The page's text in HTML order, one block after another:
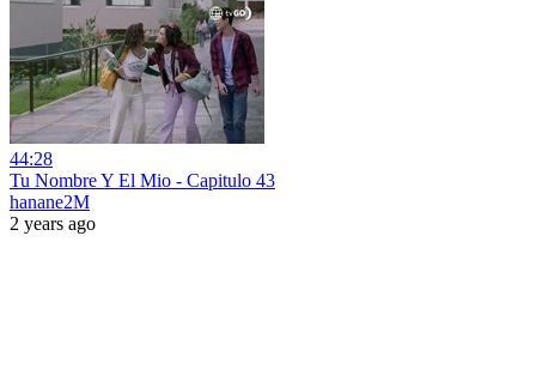
44:28
Tu Nombre Y El Mio - Capitulo 43
hanane2M
2 years ago